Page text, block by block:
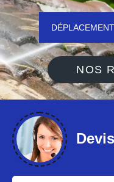
NOS